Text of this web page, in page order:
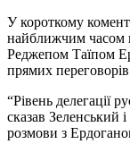
У короткому
найближчим часом
Реджепом Таїпом
прямих переговорів
“Рівень делегації
сказав Зеленський
розмови з